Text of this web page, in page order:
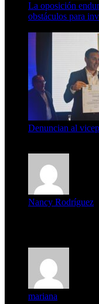
La oposición
obstáculos para
Denuncian al
Nancy Rodríguez
mariana